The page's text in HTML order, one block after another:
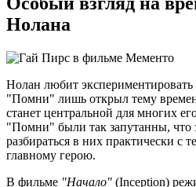
Нолана
Нолан любит
"Помни" лишь открыл тему
станет центральной для многих
"Помни" были так запутанны, что
разбираться в них практически с
главному герою.
В фильме "Начало" (Inception)